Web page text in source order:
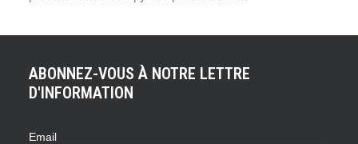
ABONNEZ-VOUS À NOTRE LETTRE
D'INFORMATION
Email